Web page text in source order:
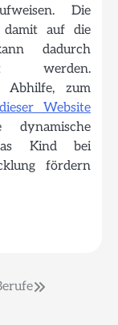
Die
auf die
dadurch
werden.
Abhilfe, zum
Website
dynamische
Kind bei
fördern